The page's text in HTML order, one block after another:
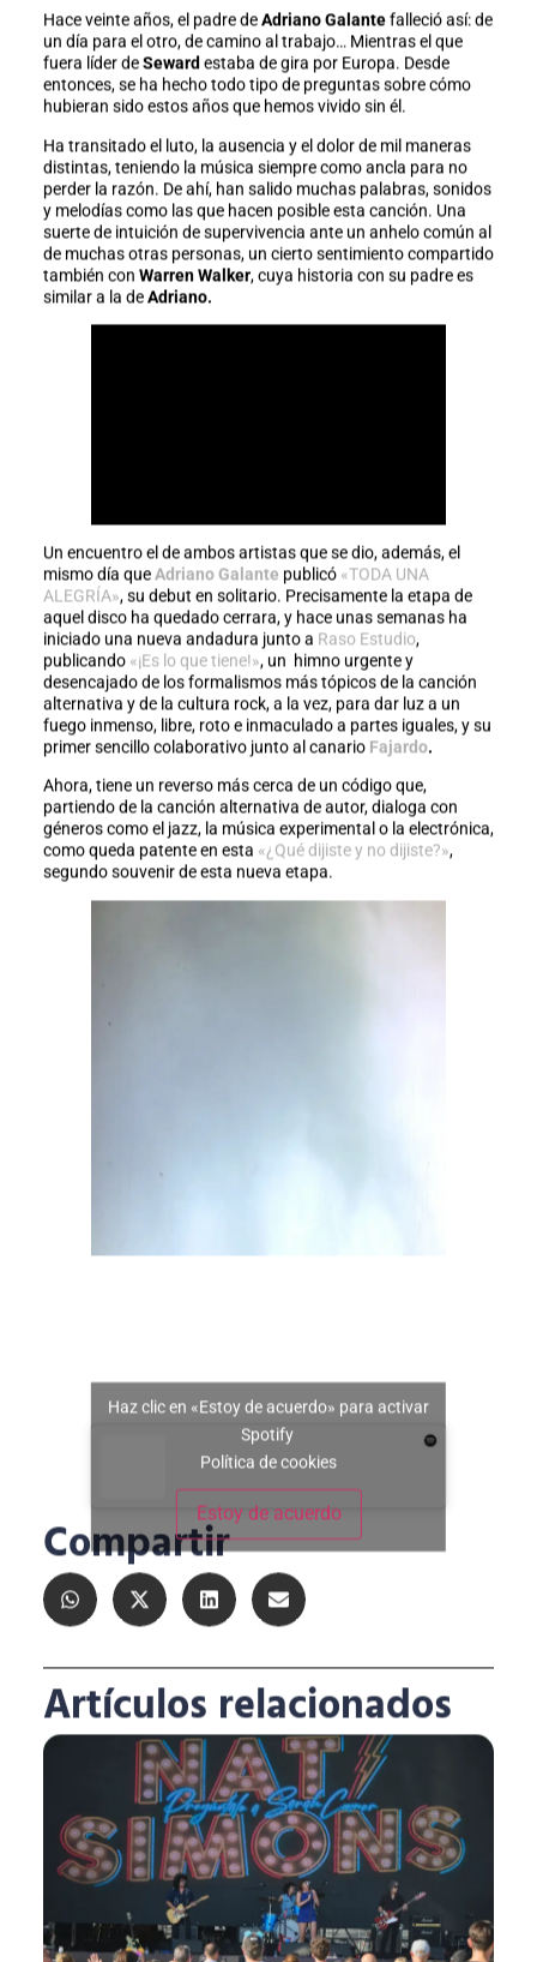
Hace veinte años, el padre deAdriano Galantefalleció así: de
un día para el otro, de camino al trabajo… Mientras el que
fuera líder deSeward estaba de gira por Europa. Desde
entonces, se ha hecho todo tipo de preguntas sobre cómo
hubieran sido estos años que hemos vivido sin él.
Ha transitado el luto, la ausencia y el dolor de mil maneras
distintas, teniendo la música siempre como ancla para no
perder la razón. De ahí, han salido muchas palabras, sonidos
y melodías como las que hacen posible esta canción. Una
suerte de intuición de supervivencia ante un anhelo común al
de muchas otras personas, un cierto sentimiento compartido
también con Warren Walker, cuya historia con su padre es
similar a la deAdriano.
Un encuentro el de ambos artistas que se dio, además, el
mismo día queAdriano Galante publicó «TODA UNA
ALEGRÍA», su debut en solitario. Precisamente la etapa de
aquel disco ha quedado cerrara, y hace unas semanas ha
iniciado una nueva andadura junto a Raso Estudio,
publicando «¡Es lo que tiene!», un himno urgente y
desencajado de los formalismos más tópicos de la canción
alternativa y de la cultura rock, a la vez, para dar luz a un
fuego inmenso, libre, roto e inmaculado a partes iguales, y su
primer sencillo colaborativo junto al canario Fajardo.
Ahora, tiene un reverso más cerca de un código que,
partiendo de la canción alternativa de autor, dialoga con
géneros como el jazz, la música experimental o la electrónica,
como queda patente en esta «¿Qué dijiste y no dijiste?»,
segundo souvenir de esta nueva etapa.
Haz clic en «Estoy de acuerdo» para activar
Spotify
Política de cookies
Estoy de acuerdo
Compartir
Artículos relacionados